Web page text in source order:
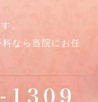
。
なら当院にお任